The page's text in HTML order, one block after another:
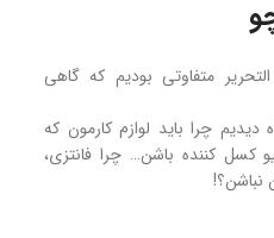
متفاوتی بودیم که گاهی
دیدیم چرا باید لوازم کارمون که
کسل کننده باشن… چرا فانتزی،
نباشن؟!